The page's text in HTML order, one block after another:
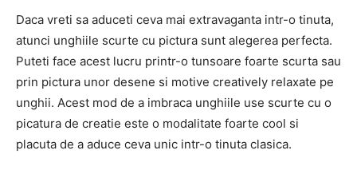
Daca vreti sa aduceti ceva mai extravaganta intr-o tinuta,
atunci unghiile scurte cu pictura sunt alegerea perfecta.
Puteti face acest lucru printr-o tunsoare foarte scurta sau
prin pictura unor desene si motive creatively relaxate pe
unghii. Acest mod de a imbraca unghiile use scurte cu o
picatura de creatie este o modalitate foarte cool si
placuta de a aduce ceva unic intr-o tinuta clasica.